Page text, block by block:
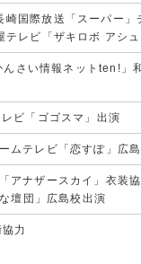
国際放送「スーパー
レビ「ザキロボ アシ
さい情報ネットten!」
ビ「ゴゴスマ」出演
ムテレビ「恋すぽ」広
アナザースカイ」衣
壇団」広島校出演
力